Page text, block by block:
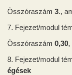
Összóraszám 3.,
7. Fejezet/modul
Összóraszám 0,30,
8. Fejezet/modul
égések